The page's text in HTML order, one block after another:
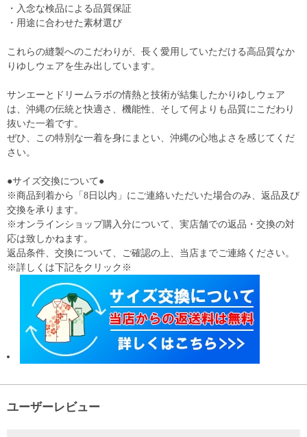
・入念な検品による品質保証
・用途に合わせた素材選び
これらの縫製へのこだわりが、長く愛用していただける高品質なか
りゆしウェアを生み出しています。
サンエーとドリームラボの情熱と技術が結集したかりゆしウェア
は、沖縄の伝統と快適さ、機能性、そして何よりも品質にこだわり
抜いた一着です。
ぜひ、この特別な一着を身にまとい、沖縄の心地よさを感じてくだ
さい。
●サイズ交換について●
※商品到着から「8日以内」にご連絡いただいた場合のみ、返品及び
交換を承ります。
※オンラインショップ購入分について、実店舗での返品・交換の対
応は致しかねます。
返品条件、交換について、ご確認の上、当店までご連絡ください。
※詳しくは下記をクリック※
ユーザーレビュー